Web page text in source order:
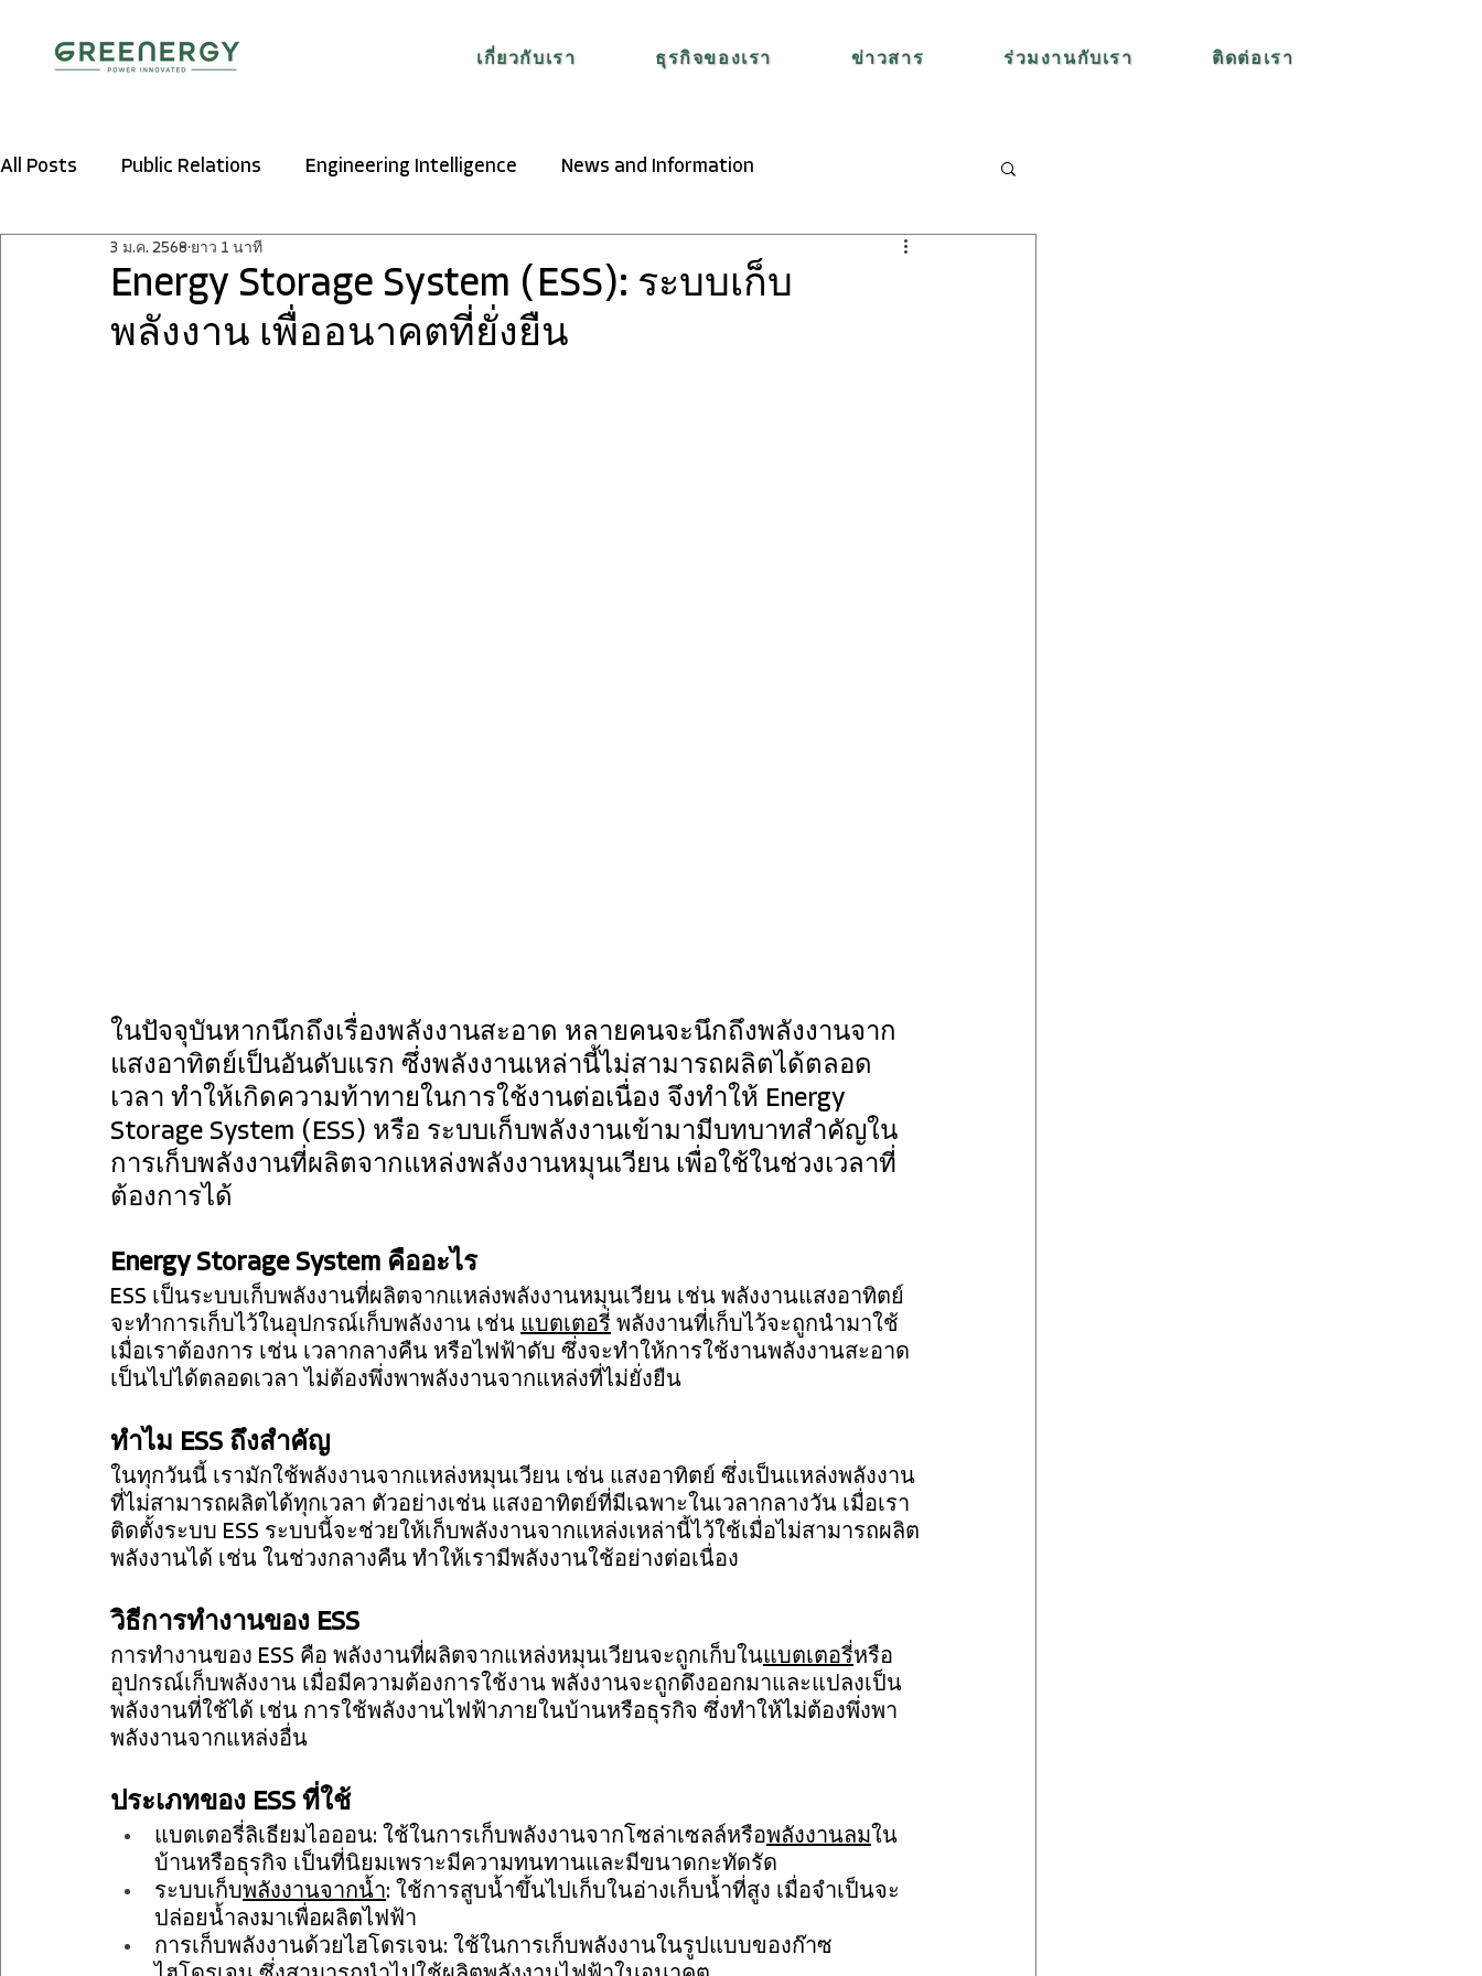
เกี่ยวกับเรา ธุรกิจของเรา ข่าวสาร ร่วมงานกับเรา ติดต่อเรา
All Posts Public Relations Engineering Intelligence News and Information
Energy Storage System (ESS): ระบบเก็บ
พลังงาน เพื่ออนาคตที่ยั่งยืน
3 ม.ค. 2568 ยาว 1 นาที
ในปัจจุบันหากนึกถึงเรื่องพลังงานสะอาด หลายคนจะนึกถึงพลังงานจาก
แสงอาทิตย์เป็นอันดับแรก ซึ่งพลังงานเหล่านี้ไม่สามารถผลิตได้ตลอด
เวลา ทำให้เกิดความท้าทายในการใช้งานต่อเนื่อง จึงทำให้ Energy
Storage System (ESS) หรือ ระบบเก็บพลังงานเข้ามามีบทบาทสำคัญใน
การเก็บพลังงานที่ผลิตจากแหล่งพลังงานหมุนเวียน เพื่อใช้ในช่วงเวลาที่
ต้องการได้
Energy Storage System คืออะไร
ESS เป็นระบบเก็บพลังงานที่ผลิตจากแหล่งพลังงานหมุนเวียน เช่น พลังงานแสงอาทิตย์
จะทำการเก็บไว้ในอุปกรณ์เก็บพลังงาน เช่น แบตเตอรี่ พลังงานที่เก็บไว้จะถูกนำมาใช้
เมื่อเราต้องการ เช่น เวลากลางคืน หรือไฟฟ้าดับ ซึ่งจะทำให้การใช้งานพลังงานสะอาด
เป็นไปได้ตลอดเวลา ไม่ต้องพึ่งพาพลังงานจากแหล่งที่ไม่ยั่งยืน
ทำไม ESS ถึงสำคัญ
ในทุกวันนี้ เรามักใช้พลังงานจากแหล่งหมุนเวียน เช่น แสงอาทิตย์ ซึ่งเป็นแหล่งพลังงาน
ที่ไม่สามารถผลิตได้ทุกเวลา ตัวอย่างเช่น แสงอาทิตย์ที่มีเฉพาะในเวลากลางวัน เมื่อเรา
ติดตั้งระบบ ESS ระบบนี้จะช่วยให้เก็บพลังงานจากแหล่งเหล่านี้ไว้ใช้เมื่อไม่สามารถผลิต
พลังงานได้ เช่น ในช่วงกลางคืน ทำให้เรามีพลังงานใช้อย่างต่อเนื่อง
วิธีการทำงานของ ESS
การทำงานของ ESS คือ พลังงานที่ผลิตจากแหล่งหมุนเวียนจะถูกเก็บในแบตเตอรี่หรือ
อุปกรณ์เก็บพลังงาน เมื่อมีความต้องการใช้งาน พลังงานจะถูกดึงออกมาและแปลงเป็น
พลังงานที่ใช้ได้ เช่น การใช้พลังงานไฟฟ้าภายในบ้านหรือธุรกิจ ซึ่งทำให้ไม่ต้องพึ่งพา
พลังงานจากแหล่งอื่น
ประเภทของ ESS ที่ใช้
แบตเตอรี่ลิเธียมไอออน: ใช้ในการเก็บพลังงานจากโซล่าเซลล์หรือพลังงานลม ใน
บ้านหรือธุรกิจ เป็นที่นิยมเพราะมีความทนทานและมีขนาดกะทัดรัด
ระบบเก็บพลังงานจากน้ำ: ใช้การสูบน้ำขึ้นไปเก็บในอ่างเก็บน้ำที่สูง เมื่อจำเป็นจะ
ปล่อยน้ำลงมาเพื่อผลิตไฟฟ้า
การเก็บพลังงานด้วยไฮโดรเจน: ใช้ในการเก็บพลังงานในรูปแบบของก๊าซ